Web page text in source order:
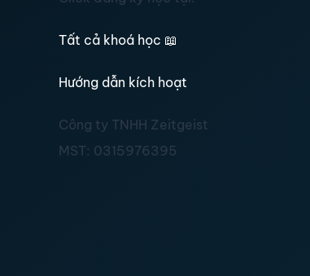
Tất cả khoá học 📖
Hướng dẫn kích hoạt
Công ty TNHH Zeitgeist
MST: 0315976395